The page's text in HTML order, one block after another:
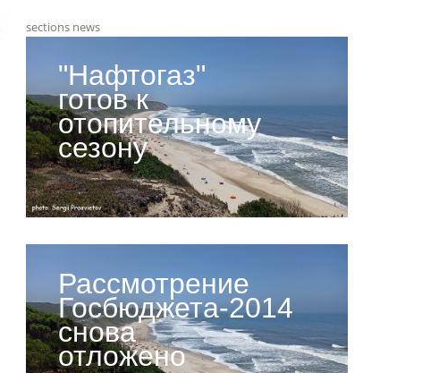
sections news
"Нафтогаз"
готов к
отопительному
сезону
Рассмотрение
Госбюджета-2014
снова
отложено